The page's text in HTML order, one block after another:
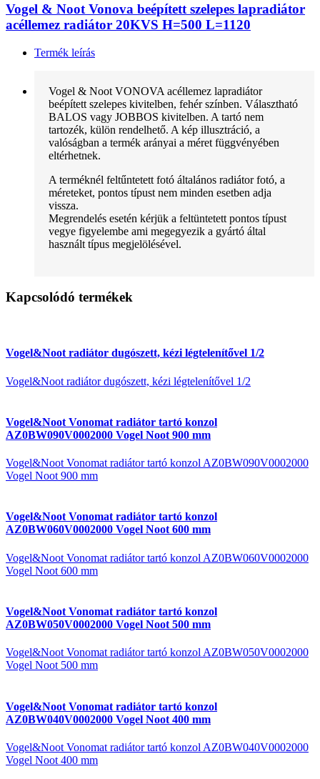
Vogel & Noot Vonova beépített szelepes lapradiátor
acéllemez radiátor 20KVS H=500 L=1120
Termék leírás
Vogel & Noot VONOVA acéllemez lapradiátor
beépített szelepes kivitelben, fehér színben. Választható
BALOS vagy JOBBOS kivitelben. A tartó nem
tartozék, külön rendelhető. A kép illusztráció, a
valóságban a termék arányai a méret függvényében
eltérhetnek.
A terméknél feltűntetett fotó általános radiátor fotó, a
méreteket, pontos típust nem minden esetben adja
vissza.
Megrendelés esetén kérjük a feltüntetett pontos típust
vegye figyelembe ami megegyezik a gyártó által
használt típus megjelölésével.
Kapcsolódó termékek
Vogel&Noot radiátor dugószett, kézi légtelenítővel 1/2
Vogel&Noot radiátor dugószett, kézi légtelenítővel 1/2
Vogel&Noot Vonomat radiátor tartó konzol
AZ0BW090V0002000 Vogel Noot 900 mm
Vogel&Noot Vonomat radiátor tartó konzol AZ0BW090V0002000
Vogel Noot 900 mm
Vogel&Noot Vonomat radiátor tartó konzol
AZ0BW060V0002000 Vogel Noot 600 mm
Vogel&Noot Vonomat radiátor tartó konzol AZ0BW060V0002000
Vogel Noot 600 mm
Vogel&Noot Vonomat radiátor tartó konzol
AZ0BW050V0002000 Vogel Noot 500 mm
Vogel&Noot Vonomat radiátor tartó konzol AZ0BW050V0002000
Vogel Noot 500 mm
Vogel&Noot Vonomat radiátor tartó konzol
AZ0BW040V0002000 Vogel Noot 400 mm
Vogel&Noot Vonomat radiátor tartó konzol AZ0BW040V0002000
Vogel Noot 400 mm